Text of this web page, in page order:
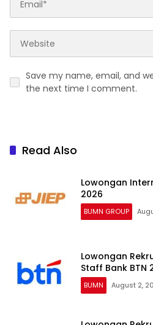
Save my name, email, and
the next time I comment.
Read Also
Lowongan
2026
BUMN GROUP
Lowongan
Staff Bank BTN
BUMN August 2,